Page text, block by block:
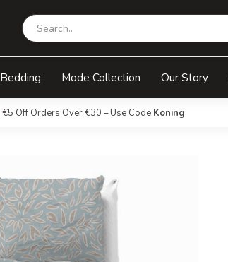
Bedding Mode Collection Our Story
€5 Off Orders Over €30 – Use Code Koning